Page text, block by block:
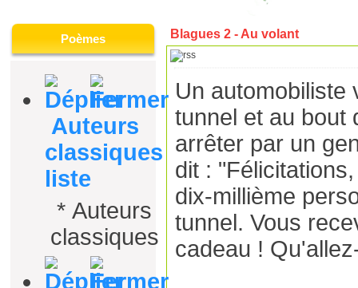
Poèmes
Auteurs
classiques
liste
* Auteurs
classiques
Blagues 2 - Au volant
Un automobiliste
tunnel et au bout
arrêter par un
dit :
dix-millième
tunnel. Vous
cadeau !